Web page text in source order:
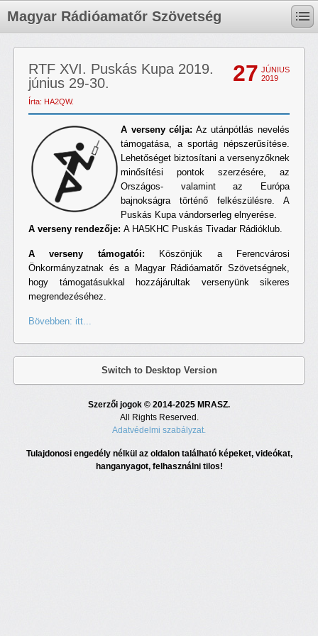
Magyar Rádióamatőr Szövetség
27 JÚNIUS
2019
RTF XVI. Puskás Kupa 2019.
június 29-30.
Írta: HA2QW.
A verseny célja: Az utánpótlás nevelés
támogatása, a sportág népszerűsítése.
Lehetőséget biztosítani a versenyzőknek
minősítési pontok szerzésére, az
Országos- valamint az Európa
bajnokságra történő felkészülésre. A
Puskás Kupa vándorserleg elnyerése.
A verseny rendezője: A HA5KHC Puskás Tivadar Rádióklub.
A verseny támogatói: Köszönjük a Ferencvárosi
Önkormányzatnak és a Magyar Rádióamatőr Szövetségnek,
hogy támogatásukkal hozzájárultak versenyünk sikeres
megrendezéséhez.
Bövebben: itt...
Switch to Desktop Version
Szerzői jogok © 2014-2025 MRASZ.
All Rights Reserved.
Adatvédelmi szabályzat.
Tulajdonosi engedély nélkül az oldalon található képeket, videókat,
hanganyagot, felhasználni tilos!